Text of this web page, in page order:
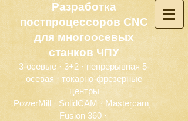
Разработка
постпроцессоров CNC
для многоосевых
станков ЧПУ
3-осевые · 3+2 · непрерывная 5-
осевая · токарно-фрезерные
центры
PowerMill · SolidCAM · Mastercam ·
Fusion 360 ·